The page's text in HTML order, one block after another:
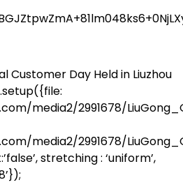
Customer Day Held in Liuzhou
media2/2991678/
media2/2991678/
stretching : ‘uniform’,